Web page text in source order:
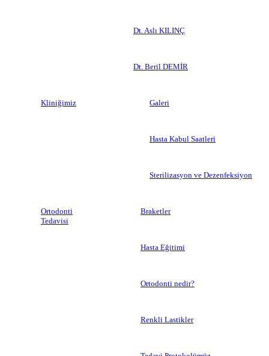
Dt. Aslı KILINÇ
Dt. Beril DEMİR
Kliniğimiz Galeri
Hasta Kabul Saatleri
Sterilizasyon ve Dezenfeksiyon
Ortodonti
Tedavisi
Braketler
Hasta Eğitimi
Ortodonti nedir?
Renkli Lastikler